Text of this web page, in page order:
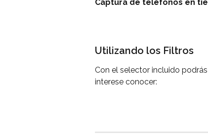
Captura de teléfonos en
Utilizando los Filtros
Con el selector incluido
interese conocer: